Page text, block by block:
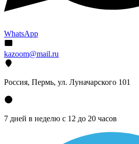
WhatsApp
kazoom@mail.ru
Россия, Пермь, ул. Луначарского 101
7 дней в неделю с 12 до 20 часов